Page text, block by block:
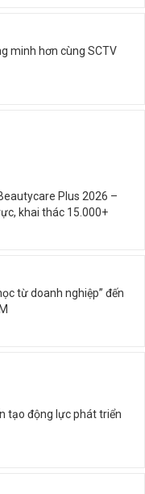
minh hơn cùng SCTV
Plus 2026 –
khai thác 15.000+
từ doanh nghiệp” đến
tạo động lực phát triển